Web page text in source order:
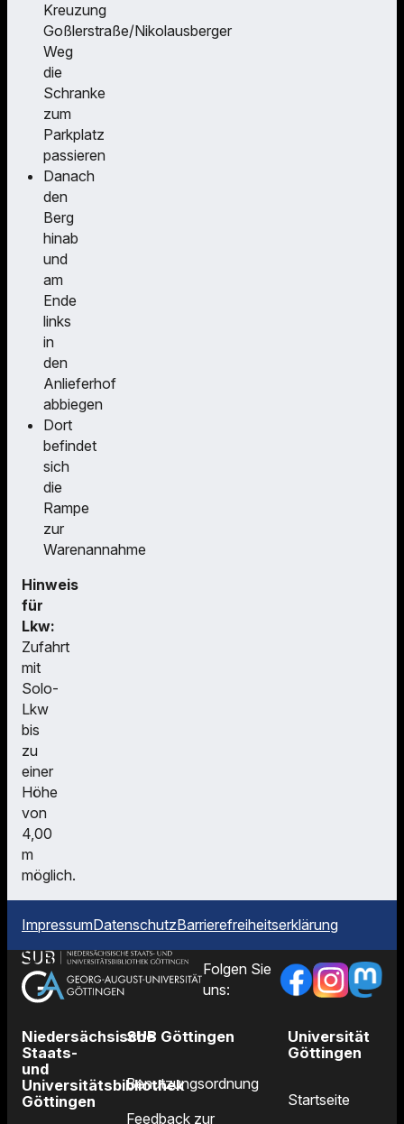
Kreuzung
Goßlerstraße/Nikolausberger
Weg
die
Schranke
zum
Parkplatz
passieren
Danach
den
Berg
hinab
und
am
Ende
links
in
den
Anlieferhof
abbiegen
Dort
befindet
sich
die
Rampe
zur
Warenannahme
Hinweis
für
Lkw:
Zufahrt
mit
Solo-
Lkw
bis
zu
einer
Höhe
von
4,00
m
möglich.
ImpressumDatenschutzBarrierefreiheitserklärung
Folgen Sie
uns:
Niedersächsische
Staats-
und
Universitätsbibliothek
Göttingen
SUB Göttingen
Benutzungsordnung
Feedback zur
Universität
Göttingen
Startseite